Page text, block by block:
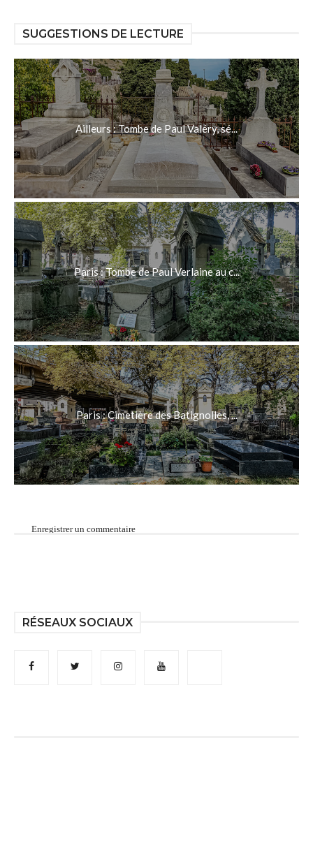
SUGGESTIONS DE LECTURE
Ailleurs : Tombe de Paul Valéry, sé...
Paris : Tombe de Paul Verlaine au c...
Paris : Cimetière des Batignolles, ...
Enregistrer un commentaire
RÉSEAUX SOCIAUX